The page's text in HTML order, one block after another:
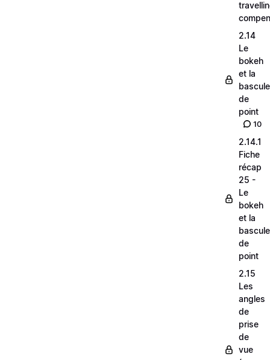
2.14
Le
bokeh
et la
bascule
de
point
10
2.14.1
Fiche
récap
25 -
Le
bokeh
et la
bascule
de
point
2.15
Les
angles
de
prise
de
vue